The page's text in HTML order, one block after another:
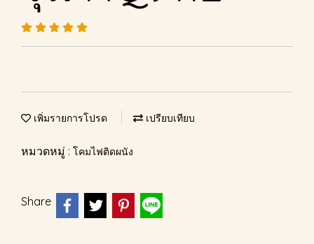
เพิ่มรายการโปรด เปรียบเทียบ
หมวดหมู่ : โคมไฟติดผนัง
Share